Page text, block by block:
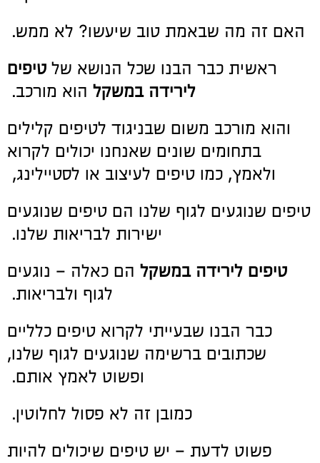
האם זה מה שבאמת טוב שיעשו? לא ממש.
ראשית כבר הבנו שכל הנושא של טיפים
לירידה במשקל הוא מורכב.
והוא מורכב משום שבניגוד לטיפים קלילים
בתחומים שונים שאנחנו יכולים לקרוא
ולאמץ, כמו טיפים לעיצוב או לסטיילינג,
טיפים שנוגעים לגוף שלנו הם טיפים שנוגעים
ישירות לבריאות שלנו.
טיפים לירידה במשקל הם כאלה – נוגעים
לגוף ולבריאות.
כבר הבנו שבעייתי לקרוא טיפים כלליים
שכתובים ברשימה שנוגעים לגוף שלנו,
ופשוט לאמץ אותם.
כמובן זה לא פסול לחלוטין.
פשוט לדעת – יש טיפים שיכולים להיות